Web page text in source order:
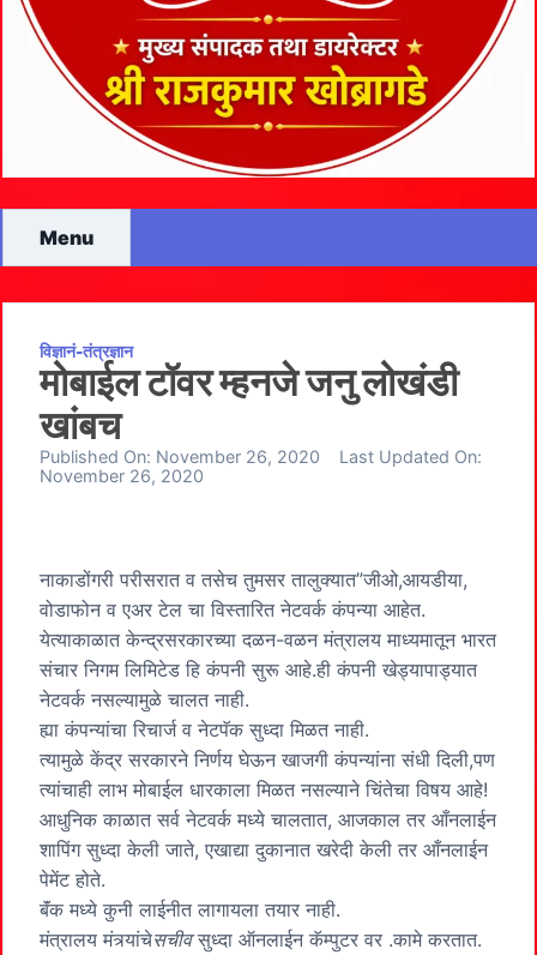
Menu
विज्ञानं-तंत्रज्ञान
मोबाईल टॉवर म्हनजे जनु लोखंडी
खांबच
Published On: November 26, 2020
Last Updated On:
November 26, 2020
नाकाडोंगरी परीसरात व तसेच तुमसर तालुक्यात”जीओ,आयडीया,
वोडाफोन व एअर टेल चा विस्तारित नेटवर्क कंपन्या आहेत.
येत्याकाळात केन्द्रसरकारच्या दळन-वळन मंत्रालय माध्यमातून भारत
संचार निगम लिमिटेड हि कंपनी सुरू आहे.ही कंपनी खेड्यापाड्यात
नेटवर्क नसल्यामुळे चालत नाही.
ह्या कंपन्यांचा रिचार्ज व नेटपॅक सुध्दा मिळत नाही.
त्यामुळे केंद्र सरकारने निर्णय घेऊन खाजगी कंपन्यांना संधी दिली,पण
त्यांचाही लाभ मोबाईल धारकाला मिळत नसल्याने चिंतेचा विषय आहे!
आधुनिक काळात सर्व नेटवर्क मध्ये चालतात, आजकाल तर आँनलाईन
शापिंग सुध्दा केली जाते, एखाद्या दुकानात खरेदी केली तर आँनलाईन
पेमेंट होते.
बॅंक मध्ये कुनी लाईनीत लागायला तयार नाही.
मंत्रालय मंत्र्यांचेसचीवसुध्दा ऑनलाईन कॅम्पुटर वर .कामे करतात.